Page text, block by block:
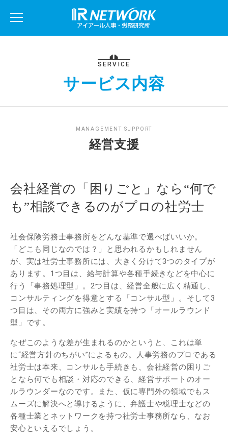
SERVICE
サービス内容
経営支援
MANAGEMENT SUPPORT
会社経営の「困りごと」なら“何で
も”相談できるのがプロの社労士
社会保険労務士事務所をどんな基準で選べばいいか。
「どこも同じなのでは？」と思われるかもしれません
が、実は社労士事務所には、大きく分けて3つのタイプが
あります。1つ目は、給与計算や各種手続きなどを中心に
行う「事務処理型」。2つ目は、経営全般に広く精通し、
コンサルティングを得意とする「コンサル型」。そして3
つ目は、その両方に強みと実績を持つ「オールラウンド
型」です。
なぜこのような差が生まれるのかというと、これは単
に“経営方針のちがい”によるもの。人事労務のプロである
社労士は本来、コンサルも手続きも、会社経営の困りご
となら何でも相談・対応のできる、経営サポートのオー
ルラウンダーなのです。また、仮に専門外の領域でもス
ムーズに解決へと導けるように、弁護士や税理士などの
各種士業とネットワークを持つ社労士事務所なら、なお
安心といえるでしょう。